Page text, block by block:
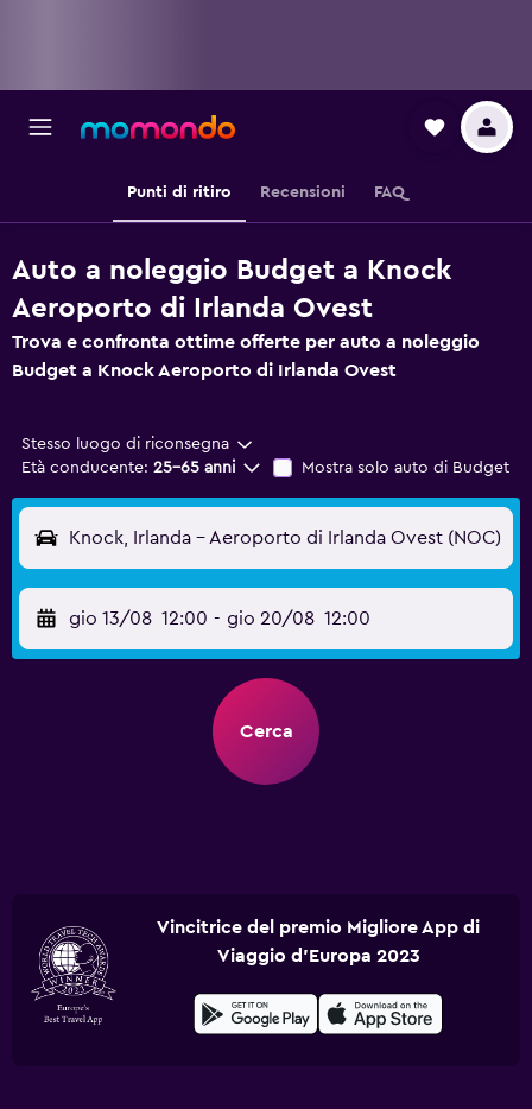
Punti di ritiro Recensioni FAQ
Auto a noleggio Budget a Knock
Aeroporto di Irlanda Ovest
Trova e confronta ottime offerte per auto a noleggio
Budget a Knock Aeroporto di Irlanda Ovest
Stesso luogo di riconsegna
Età conducente: 25-65 anni Mostra solo auto di Budget
Knock, Irlanda - Aeroporto di Irlanda Ovest (NOC)
gio 13/08 12:00 - gio 20/08 12:00
Cerca
Vincitrice del premio Migliore App di
Viaggio d'Europa 2023